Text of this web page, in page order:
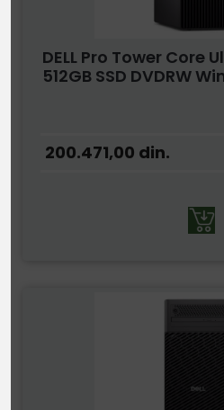
DELL Pro Tower Core
512GB SSD DVDRW
200.471,00 din.